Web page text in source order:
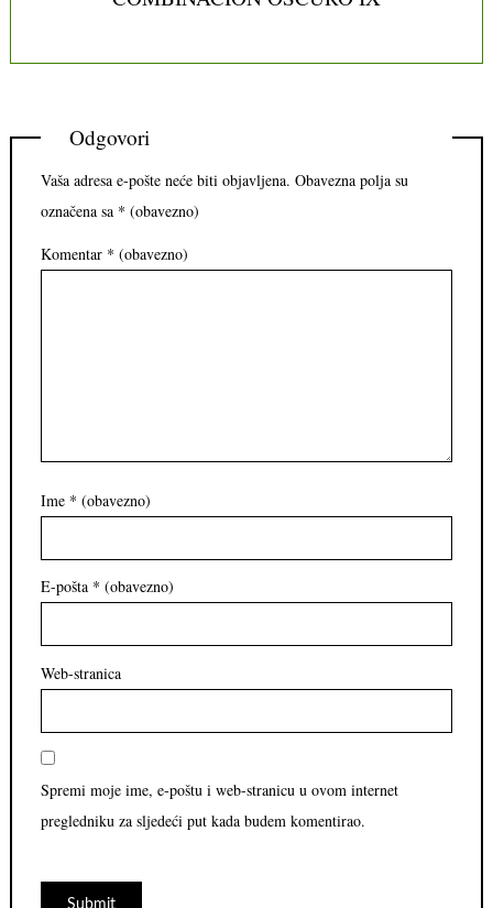
Odgovori
Vaša adresa e-pošte neće biti objavljena. Obavezna polja su
označena sa * (obavezno)
Komentar * (obavezno)
Ime * (obavezno)
E-pošta * (obavezno)
Web-stranica
Spremi moje ime, e-poštu i web-stranicu u ovom internet
pregledniku za sljedeći put kada budem komentirao.